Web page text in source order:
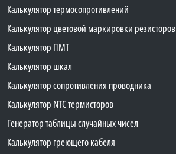
Калькулятор термосопротивлений
Калькулятор цветовой маркировки резисторов
Калькулятор ПМТ
Калькулятор шкал
Калькулятор сопротивления проводника
Калькулятор NTC термисторов
Генератор таблицы случайных чисел
Калькулятор греющего кабеля